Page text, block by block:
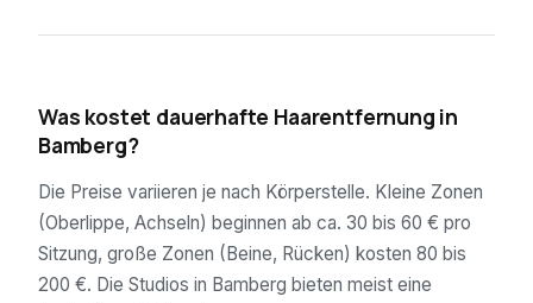
Was kostet dauerhafte Haarentfernung in
Bamberg?
Die Preise variieren je nach Körperstelle. Kleine Zonen
(Oberlippe, Achseln) beginnen ab ca. 30 bis 60 € pro
Sitzung, große Zonen (Beine, Rücken) kosten 80 bis
200 €. Die Studios in Bamberg bieten meist eine